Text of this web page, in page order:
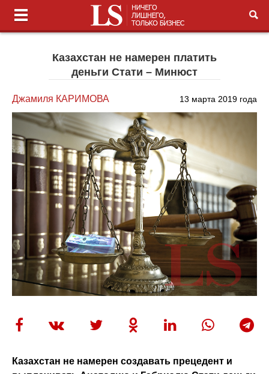
Казахстан не намерен платить
деньги Стати – Минюст
Джамиля КАРИМОВА 13 марта 2019 года
Казахстан не намерен создавать прецедент и